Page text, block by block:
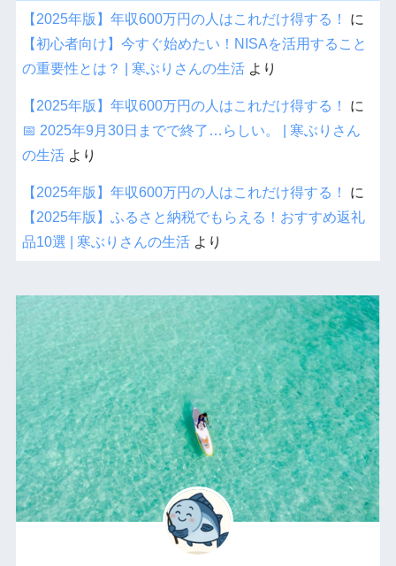
【2025年版】年収600万円の人はこれだけ得する！
に
【初心者向け】今すぐ始めたい！NISAを活用すること
の重要性とは？ | 寒ぶりさんの生活より
【2025年版】年収600万円の人はこれだけ得する！
に
📅 2025年9月30日までで終了…らしい。 | 寒ぶりさん
の生活より
【2025年版】年収600万円の人はこれだけ得する！
に
【2025年版】ふるさと納税でもらえる！おすすめ返礼
品10選 | 寒ぶりさんの生活より